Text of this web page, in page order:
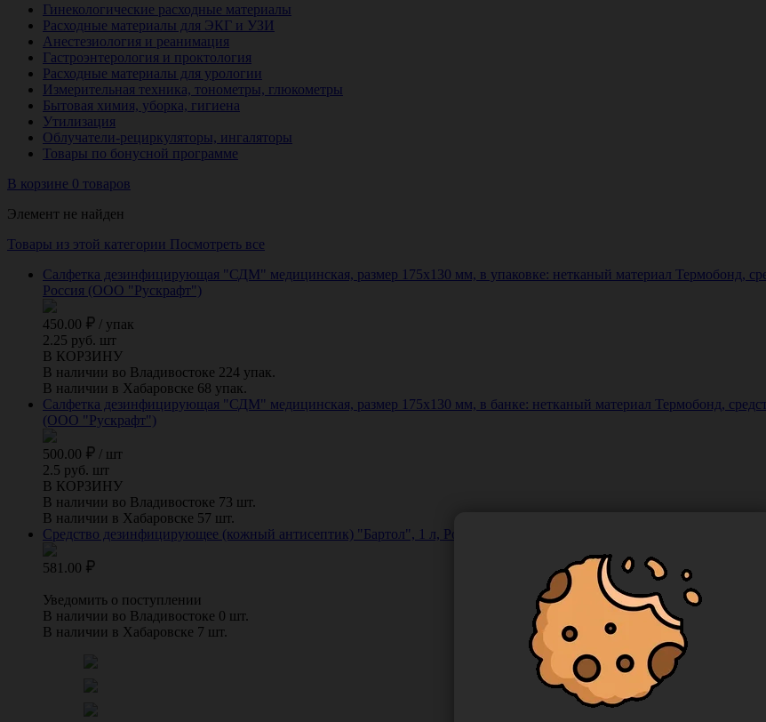
Гинекологические расходные материалы
Расходные материалы для ЭКГ и УЗИ
Анестезиология и реанимация
Гастроэнтерология и проктология
Расходные материалы для урологии
Измерительная техника, тонометры, глюкометры
Бытовая химия, уборка, гигиена
Утилизация
Облучатели-рециркуляторы, ингаляторы
Товары по бонусной программе
В корзине 0 товаров
Элемент не найден
Товары из этой категории Посмотреть все
Салфетка дезинфицирующая "СДМ" медицинская, размер 175х130 мм, в упаковке: нетканый материал Термобонд,
Россия (ООО "Рускрафт")
450.00 / упак
2.25 руб. шт
В КОРЗИНУ
В наличии во Владивостоке 224 упак.
В наличии в Хабаровске 68 упак.
Салфетка дезинфицирующая "СДМ" медицинская, размер 175х130 мм, в банке: нетканый материал Термобонд,
(ООО "Рускрафт")
500.00 / шт
2.5 руб. шт
В КОРЗИНУ
В наличии во Владивостоке 73 шт.
В наличии в Хабаровске 57 шт.
Средство дезинфицирующее (кожный антисептик) "Бартол", 1 л, Россия (ООО "Автохимпроект") ДБартол-1К
581.00
Уведомить о поступлении
В наличии во Владивостоке 0 шт.
В наличии в Хабаровске 7 шт.